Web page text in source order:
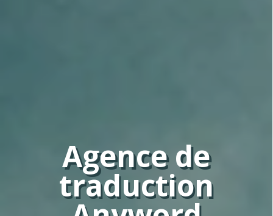
Agence de
traduction